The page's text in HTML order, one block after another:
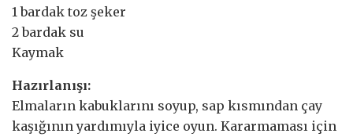
1 bardak toz şeker
2 bardak su
Kaymak
Hazırlanışı:
Elmaların kabuklarını soyup, sap kısmından çay
kaşığının yardımıyla iyice oyun. Kararmaması için